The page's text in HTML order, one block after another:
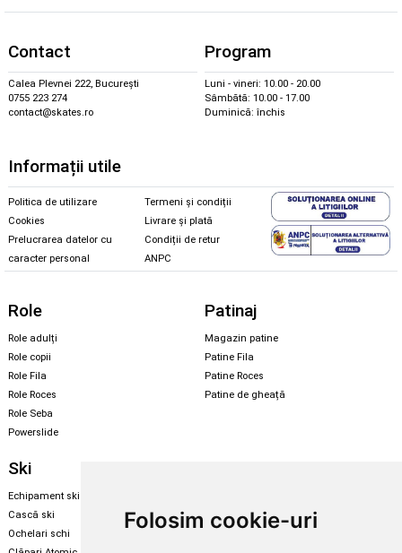
Folosim cookie-uri
Contact
Calea Plevnei 222, București
0755 223 274
contact@skates.ro
Program
Luni - vineri: 10.00 - 20.00
Sâmbătă: 10.00 - 17.00
Duminică: închis
Informații utile
Politica de utilizare
Cookies
Prelucrarea datelor cu
caracter personal
Termeni și condiții
Livrare și plată
Condiții de retur
ANPC
Role
Role adulți
Role copii
Role Fila
Role Roces
Role Seba
Powerslide
Patinaj
Magazin patine
Patine Fila
Patine Roces
Patine de gheață
Ski
Echipament ski
Cască ski
Ochelari schi
Echipament snowboard